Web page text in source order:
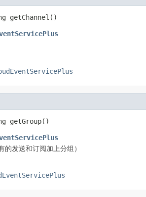
getChannel()
getGroup()
发送和订阅加上分组）